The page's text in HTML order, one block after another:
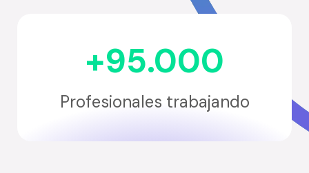
+95.000
Profesionales trabajando